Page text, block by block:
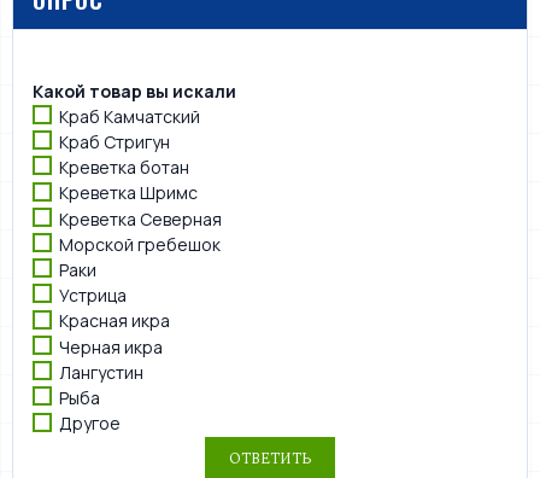
Какой товар вы искали
Краб Камчатский
Краб Стригун
Креветка ботан
Креветка Шримс
Креветка Северная
Морской гребешок
Раки
Устрица
Красная икра
Черная икра
Лангустин
Рыба
Другое